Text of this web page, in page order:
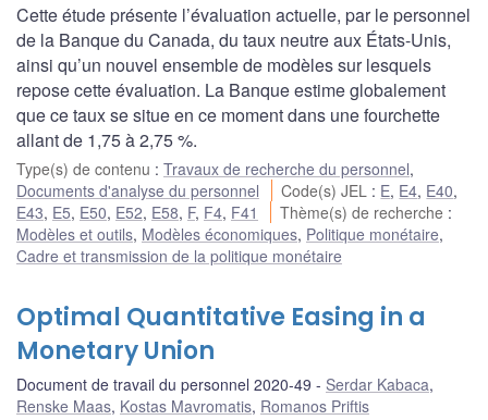
Cette étude présente l’évaluation actuelle, par le personnel
de la Banque du Canada, du taux neutre aux États-Unis,
ainsi qu’un nouvel ensemble de modèles sur lesquels
repose cette évaluation. La Banque estime globalement
que ce taux se situe en ce moment dans une fourchette
allant de 1,75 à 2,75 %.
Type(s) de contenu : Travaux de recherche du personnel,
Documents d'analyse du personnel
Code(s) JEL : E, E4, E40,
E43, E5, E50, E52, E58, F, F4, F41 Thème(s) de recherche :
Modèles et outils, Modèles économiques, Politique monétaire,
Cadre et transmission de la politique monétaire
Optimal Quantitative Easing in a
Monetary Union
Document de travail du personnel 2020-49 Serdar Kabaca,
Renske Maas, Kostas Mavromatis, Romanos Priftis